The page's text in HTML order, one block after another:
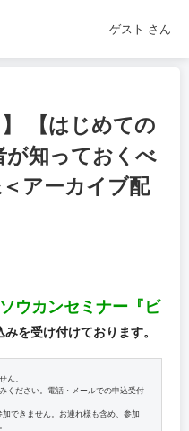
ゲスト さん
【はじめての
が知っておくべ
アーカイブ配
ウカンセミナー『ビ
みを受け付けております。
ん。
ください。電話・メールでの申込受付
できません。お連れ様も含め、参加